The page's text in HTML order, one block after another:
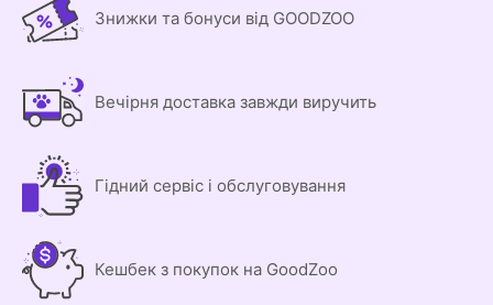
Знижки та бонуси від GOODZOO
Вечірня доставка завжди виручить
Гідний сервіс і обслуговування
Кешбек з покупок на GoodZoo